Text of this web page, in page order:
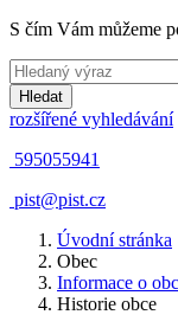
S čím Vám můžeme
Hledat
rozšířené vyhledávání
595055941
pist@pist.cz
Úvodní stránka
Obec
Informace o
Historie obce